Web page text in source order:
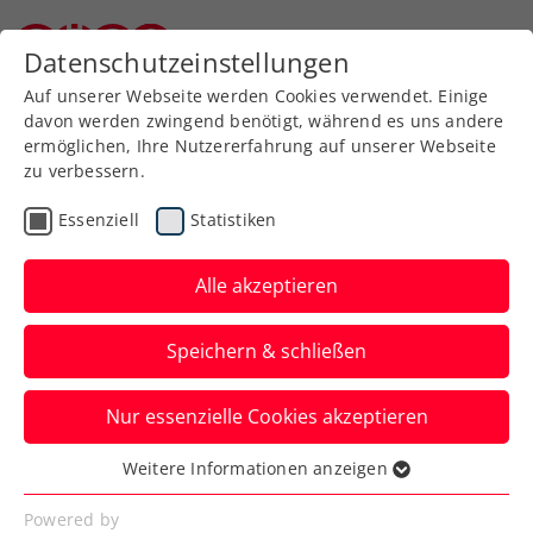
Zurück zur Newsübersicht
ATP
LAYJET-OPEN: Underdog
Choinski triumphiert in
Bad Waltersdorf
125 Plätze schlechter gereiht, aber der
Günter-Bresnik-Schützling siegt beim
ATP-125-Challenger.
Verfasst von: Presseaussendung / Redaktion, 21.09.2025
Datenschutzeinstellungen
Auf unserer Webseite werden Cookies verwendet. Einige
davon werden zwingend benötigt, während es uns andere
ermöglichen, Ihre Nutzererfahrung auf unserer Webseite
zu verbessern.
Essenziell Statistiken
Alle akzeptieren
Speichern & schließen
Nur essenzielle Cookies akzeptieren
Essenziell
Essenzielle Cookies werden für grundlegende
Weitere Informationen anzeigen
Powered by